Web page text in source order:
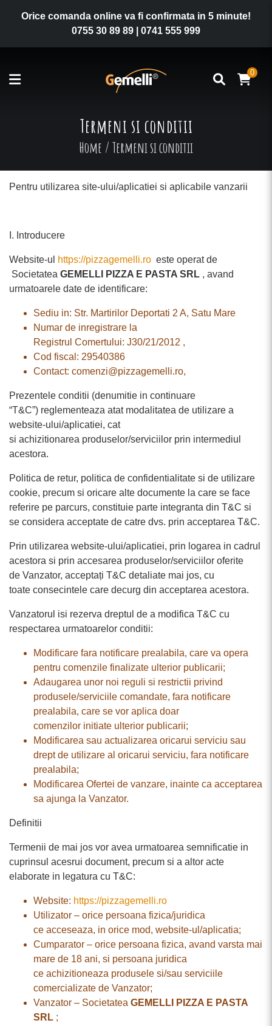
Orice comanda online va fi confirmata in 5 minute!
0755 30 89 89
0741 555 999
0
Termeni si conditii
Home / Termeni si conditii
Pentru utilizarea site-ului/aplicatiei si aplicabile vanzarii
I. Introducere
Website-ul https://pizzagemelli.ro este operat de
Societatea GEMELLI PIZZA E PASTA SRL , avand
urmatoarele date de identificare:
Sediu in: Str. Martirilor Deportati 2 A, Satu Mare
Numar de inregistrare la
Registrul Comertului: J30/21/2012 ,
Cod fiscal: 29540386
Contact: comenzi@pizzagemelli.ro,
Prezentele conditii (denumitie in continuare
“T&C”) reglementeaza atat modalitatea de utilizare a
website-ului/aplicatiei, cat
si achizitionarea produselor/serviciilor prin intermediul
acestora.
Politica de retur, politica de confidentialitate si de utilizare
cookie, precum si oricare alte documente la care se face
referire pe parcurs, constituie parte integranta din T&C si
se considera acceptate de catre dvs. prin acceptarea T&C.
Prin utilizarea website-ului/aplicatiei, prin logarea in cadrul
acestora si prin accesarea produselor/serviciilor oferite
de Vanzator, acceptați T&C detaliate mai jos, cu
toate consecintele care decurg din acceptarea acestora.
Vanzatorul isi rezerva dreptul de a modifica T&C cu
respectarea urmatoarelor conditii:
Modificare fara notificare prealabila, care va opera
pentru comenzile finalizate ulterior publicarii;
Adaugarea unor noi reguli si restrictii privind
produsele/serviciile comandate, fara notificare
prealabila, care se vor aplica doar
comenzilor initiate ulterior publicarii;
Modificarea sau actualizarea oricarui serviciu sau
drept de utilizare al oricarui serviciu, fara notificare
prealabila;
Modificarea Ofertei de vanzare, inainte ca acceptarea
sa ajunga la Vanzator.
Definitii
Termenii de mai jos vor avea urmatoarea semnificatie in
cuprinsul acesrui document, precum si a altor acte
elaborate in legatura cu T&C:
Website: https://pizzagemelli.ro
Utilizator – orice persoana fizica/juridica
ce acceseaza, in orice mod, website-ul/aplicatia;
Cumparator – orice persoana fizica, avand varsta mai
mare de 18 ani, si persoana juridica
ce achizitioneaza produsele si/sau serviciile
comercializate de Vanzator;
Vanzator – Societatea GEMELLI PIZZA E PASTA
SRL ;